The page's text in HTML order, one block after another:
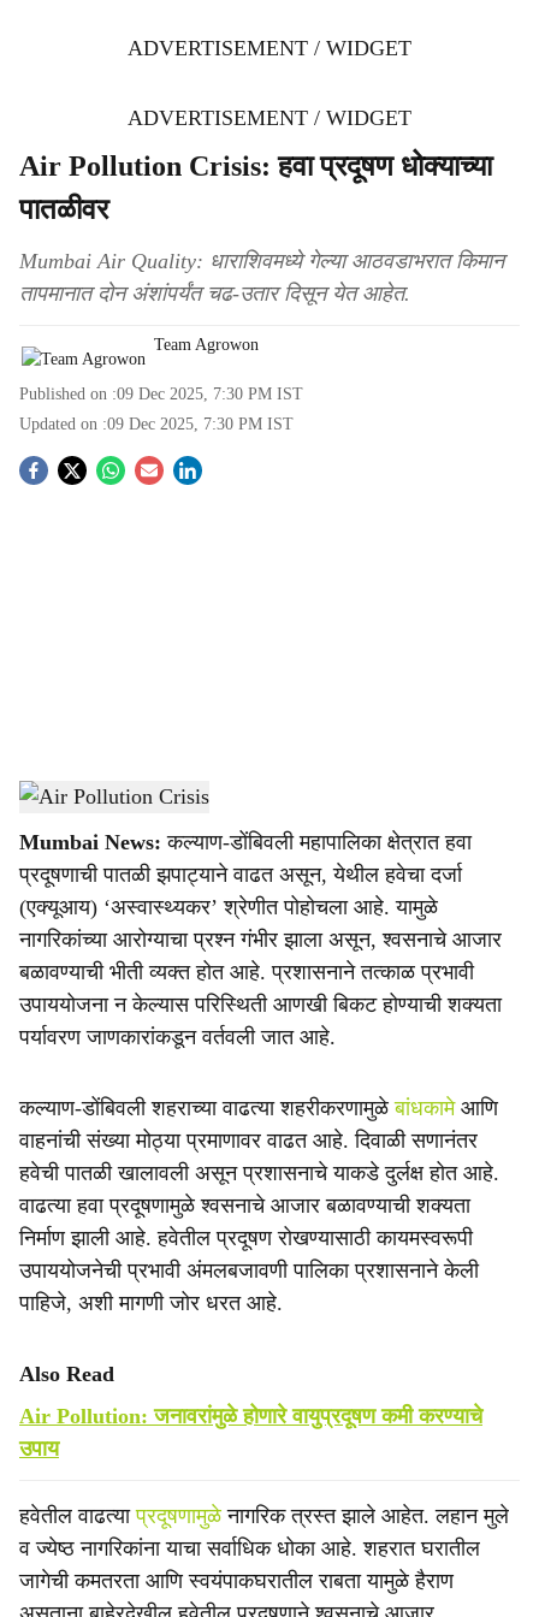
ADVERTISEMENT / WIDGET
ADVERTISEMENT / WIDGET
Air Pollution Crisis: हवा प्रदूषण धोक्याच्या
पातळीवर
Mumbai Air Quality: धाराशिवमध्ये गेल्या आठवडाभरात किमान
तापमानात दोन अंशांपर्यंत चढ-उतार दिसून येत आहेत.
Team Agrowon
Published on :09 Dec 2025, 7:30 PM IST
Updated on :09 Dec 2025, 7:30 PM IST
S
a
r
e
Air Pollution Crisis-Agrowon
Mumbai News: कल्याण-डोंबिवली महापालिका क्षेत्रात हवा
प्रदूषणाची पातळी झपाट्याने वाढत असून, येथील हवेचा दर्जा
(एक्यूआय) ‘अस्वास्थ्यकर’ श्रेणीत पोहोचला आहे. यामुळे
नागरिकांच्या आरोग्याचा प्रश्न गंभीर झाला असून, श्वसनाचे आजार
बळावण्याची भीती व्यक्त होत आहे. प्रशासनाने तत्काळ प्रभावी
उपाययोजना न केल्यास परिस्थिती आणखी बिकट होण्याची शक्यता
पर्यावरण जाणकारांकडून वर्तवली जात आहे.
कल्याण-डोंबिवली शहराच्या वाढत्या शहरीकरणामुळेबांधकामे आणि
वाहनांची संख्या मोठ्या प्रमाणावर वाढत आहे. दिवाळी सणानंतर
हवेची पातळी खालावली असून प्रशासनाचे याकडे दुर्लक्ष होत आहे.
वाढत्या हवा प्रदूषणामुळे श्वसनाचे आजार बळावण्याची शक्यता
निर्माण झाली आहे. हवेतील प्रदूषण रोखण्यासाठी कायमस्वरूपी
उपाययोजनेची प्रभावी अंमलबजावणी पालिका प्रशासनाने केली
पाहिजे, अशी मागणी जोर धरत आहे.
Also Read
Air Pollution: जनावरांमुळे होणारे वायुप्रदूषण कमी करण्याचे
उपाय
हवेतील वाढत्याप्रदूषणामुळे नागरिक त्रस्त झाले आहेत. लहान मुले
व ज्येष्ठ नागरिकांना याचा सर्वाधिक धोका आहे. शहरात घरातील
जागेची कमतरता आणि स्वयंपाकघरातील राबता यामुळे हैराण